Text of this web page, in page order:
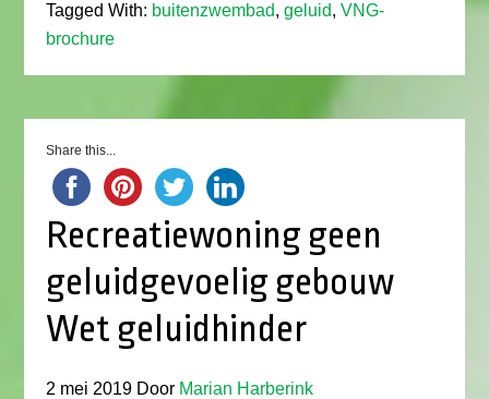
Tagged With: buitenzwembad,geluid,VNG-
brochure
Share this...
Recreatiewoning geen
geluidgevoelig gebouw
Wet geluidhinder
2 mei 2019 Door Marian Harberink